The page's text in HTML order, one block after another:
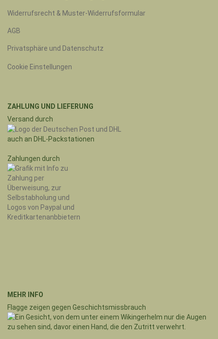
Widerrufsrecht & Muster-Widerrufsformular
AGB
Privatsphäre und Datenschutz
Cookie Einstellungen
ZAHLUNG UND LIEFERUNG
Versand durch
auch an DHL-Packstationen
Zahlungen durch
MEHR INFO
Flagge zeigen gegen Geschichtsmissbrauch